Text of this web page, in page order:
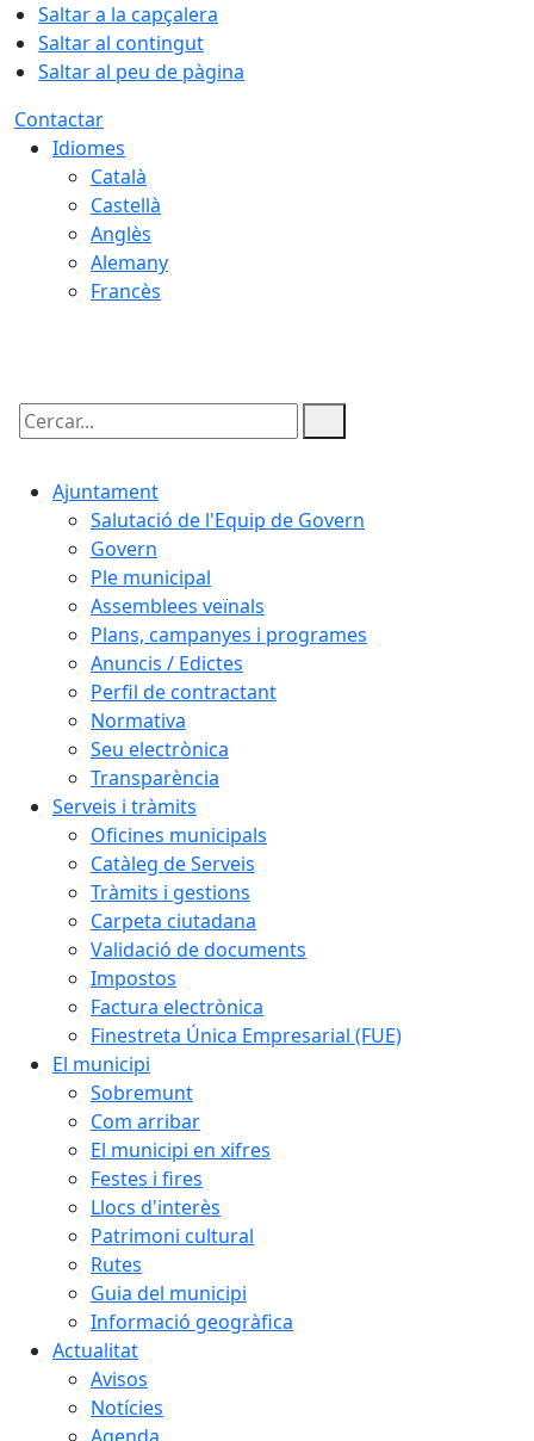
Saltar a la capçalera
Saltar al contingut
Saltar al peu de pàgina
Contactar
Idiomes
Català
Castellà
Anglès
Alemany
Francès
Cercar:
Ajuntament
Salutació de l'Equip de Govern
Govern
Ple municipal
Assemblees veïnals
Plans, campanyes i programes
Anuncis / Edictes
Perfil de contractant
Normativa
Seu electrònica
Transparència
Serveis i tràmits
Oficines municipals
Catàleg de Serveis
Tràmits i gestions
Carpeta ciutadana
Validació de documents
Impostos
Factura electrònica
Finestreta Única Empresarial (FUE)
El municipi
Sobremunt
Com arribar
El municipi en xifres
Festes i fires
Llocs d'interès
Patrimoni cultural
Rutes
Guia del municipi
Informació geogràfica
Actualitat
Avisos
Notícies